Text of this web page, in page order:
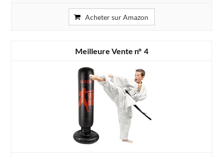
Acheter sur Amazon
4